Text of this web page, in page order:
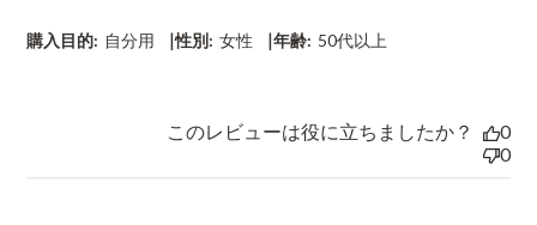
購入目的: 自分用 |性別: 女性 |年齢: 50代以上
このレビューは役に立ちましたか？
0
0